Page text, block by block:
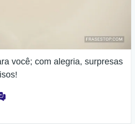
você; com alegria, surpresas